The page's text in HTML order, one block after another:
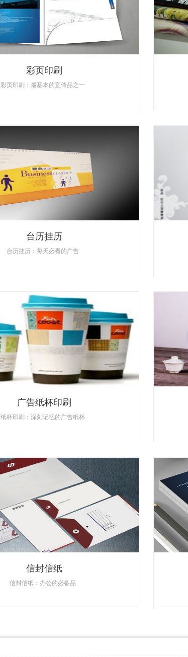
彩页印刷
彩页印刷：最基本的宣传品之一
台历挂历
台历挂历：每天必看的广告
广告纸杯印刷
纸杯印刷：深刻记忆的广告纸杯
信封信纸
信封信纸：办公的必备品